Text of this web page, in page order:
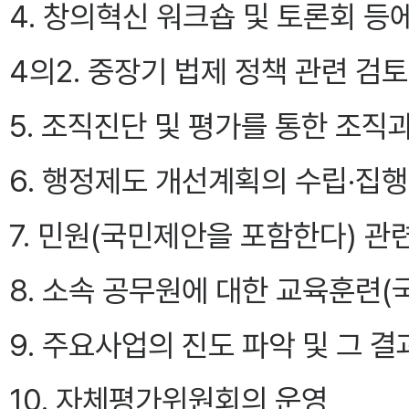
4. 창의혁신 워크숍 및 토론회 등
4의2. 중장기 법제 정책 관련 검토
5. 조직진단 및 평가를 통한 조직
6. 행정제도 개선계획의 수립·집행
7. 민원(국민제안을 포함한다) 관
8. 소속 공무원에 대한 교육훈련(
9. 주요사업의 진도 파악 및 그 결
10. 자체평가위원회의 운영